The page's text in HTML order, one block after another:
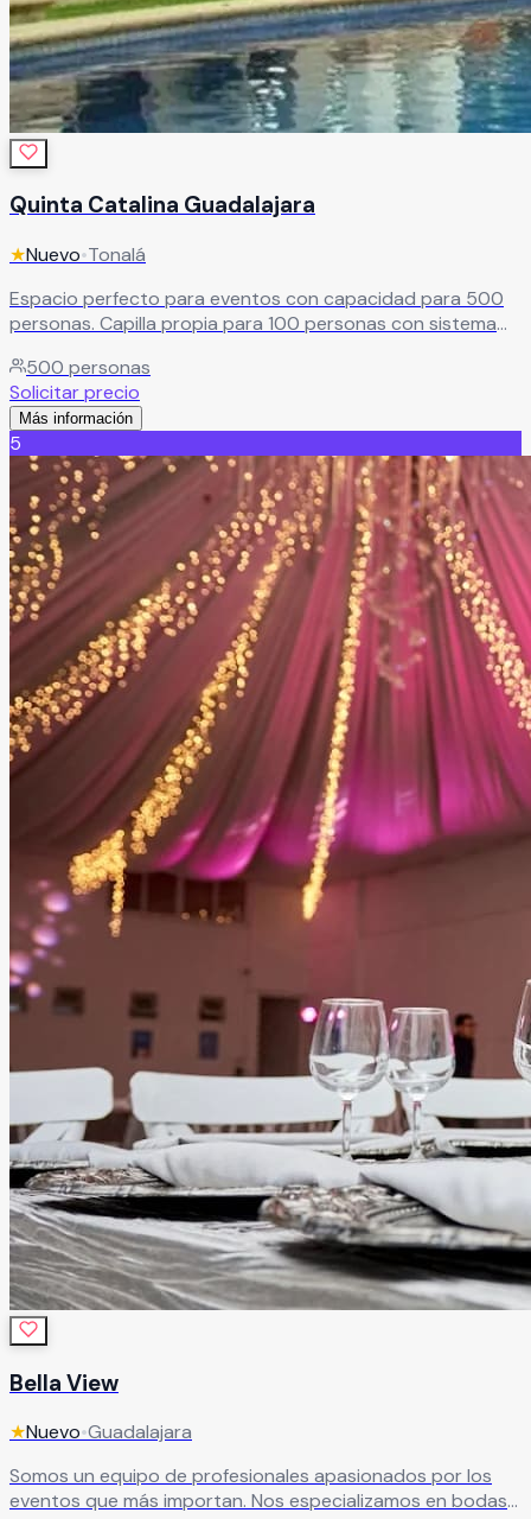
Quinta Catalina Guadalajara
★Nuevo•Tonalá
Espacio perfecto para eventos con capacidad para 500
personas. Capilla propia para 100 personas con sistema
personalizada.Leer más
500 personas
Solicitar precio
Más información
5
Bella View
★Nuevo•Guadalajara
Somos un equipo de profesionales apasionados por los
eventos que más importan. Nos especializamos en bodas